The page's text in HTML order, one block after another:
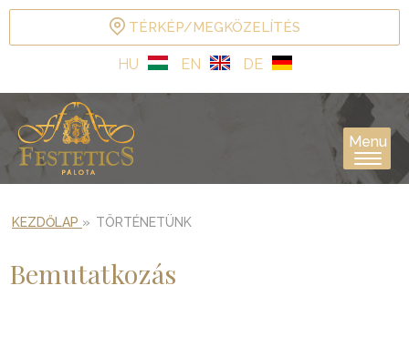
TÉRKÉP/MEGKÖZELÍTÉS
HU EN DE
Menu
KEZDŐLAP » TÖRTÉNETÜNK
Bemutatkozás